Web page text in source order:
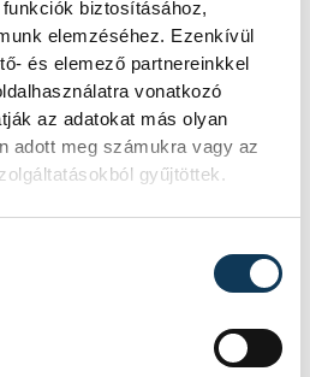
biztosításához,
elemzéséhez. Ezenkívül
és elemező partnereinkkel
vonatkozó
az adatokat más olyan
adott meg számukra vagy az
gyűjtöttek.
Péter
kapcsolatban